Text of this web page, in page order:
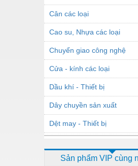
Cân các loại
Cao su, Nhựa các loại
Chuyển giao công nghệ
Cửa - kính các loại
Dầu khí - Thiết bị
Dây chuyền sản xuất
Dệt may - Thiết bị
Dịch vụ - Thi công
Sản phẩm VIP cùng